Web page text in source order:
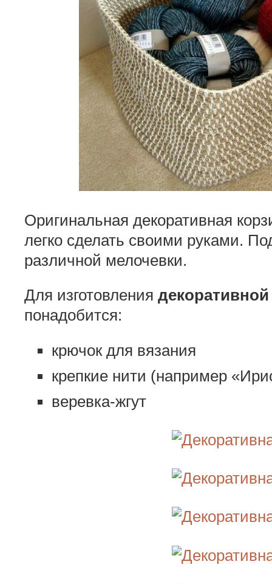
Оригинальная декоративная
легко сделать своими руками.
различной мелочевки.
Для изготовления
понадобится:
крючок для вязания
крепкие нити (например
веревка-жгут